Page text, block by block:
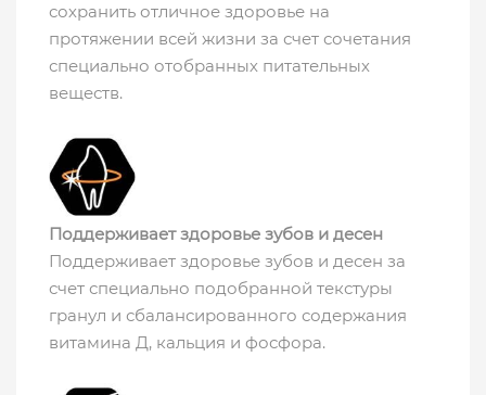
сохранить отличное здоровье на
протяжении всей жизни за счет сочетания
специально отобранных питательных
веществ.
Поддерживает здоровье зубов и десен
Поддерживает здоровье зубов и десен за
счет специально подобранной текстуры
гранул и сбалансированного содержания
витамина Д, кальция и фосфора.